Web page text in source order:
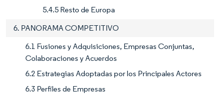
5.4.5 Resto de Europa
6. PANORAMA COMPETITIVO
6.1 Fusiones y Adquisiciones, Empresas Conjuntas,
Colaboraciones y Acuerdos
6.2 Estrategias Adoptadas por los Principales Actores
6.3 Perfiles de Empresas